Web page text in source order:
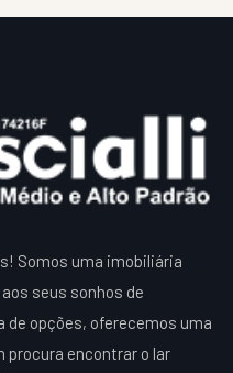
Somos uma imobiliária
seus sonhos de
de opções, oferecemos uma
procura encontrar o lar